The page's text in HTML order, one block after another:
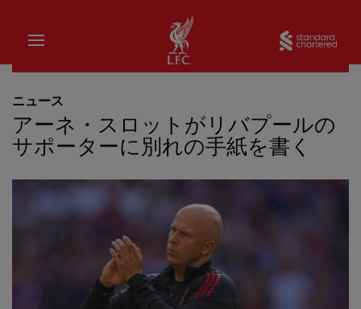
家
ニュース
アーネ・スロットがリバプールの
サポーターに別れの手紙を書く